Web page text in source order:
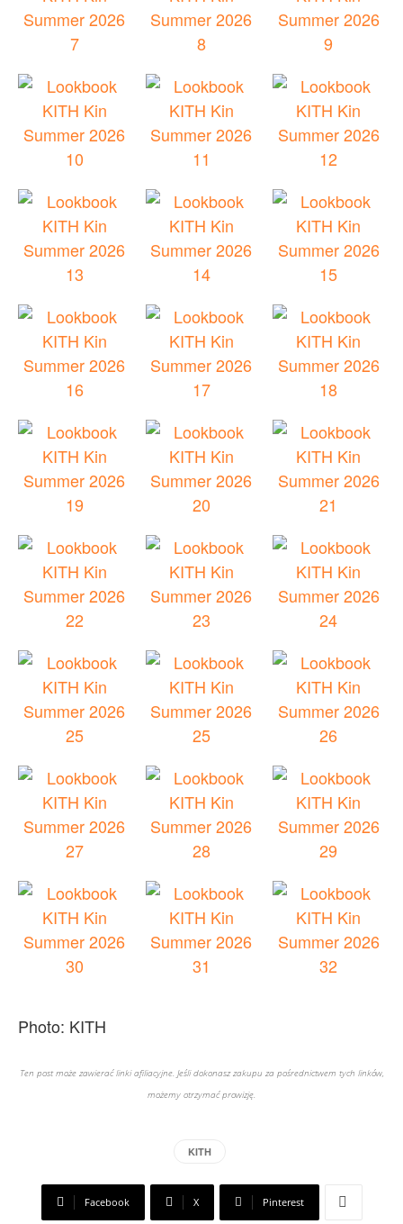
Photo: KITH
Ten post może zawierać linki afiliacyjne. Jeśli dokonasz zakupu za pośrednictwem tych linków,
możemy otrzymać prowizję.
KITH
Facebook X Pinterest